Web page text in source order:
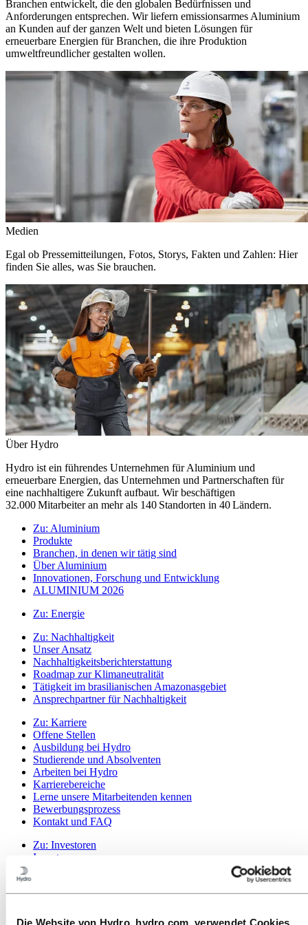
Die Website von Hydro, hydro.com, verwendet Cookies.
Branchen entwickelt, die den globalen Bedürfnissen und
Anforderungen entsprechen. Wir liefern emissionsarmes Aluminium
an Kunden auf der ganzen Welt und bieten Lösungen für
erneuerbare Energien für Branchen, die ihre Produktion
umweltfreundlicher gestalten wollen.
Medien
Egal ob Pressemitteilungen, Fotos, Storys, Fakten und Zahlen: Hier
finden Sie alles, was Sie brauchen.
Über Hydro
Hydro ist ein führendes Unternehmen für Aluminium und
erneuerbare Energien, das Unternehmen und Partnerschaften für
eine nachhaltigere Zukunft aufbaut. Wir beschäftigen
32.000 Mitarbeiter an mehr als 140 Standorten in 40 Ländern.
Zu: Aluminium
Produkte
Branchen, in denen wir tätig sind
Über Aluminium
Innovationen, Forschung und Entwicklung
ALUMINIUM 2026
Zu: Energie
Zu: Nachhaltigkeit
Unser Ansatz
Nachhaltigkeitsberichterstattung
Roadmap zur Klimaneutralität
Tätigkeit im brasilianischen Amazonasgebiet
Ansprechpartner für Nachhaltigkeit
Zu: Karriere
Offene Stellen
Ausbildung bei Hydro
Studierende und Absolventen
Arbeiten bei Hydro
Karrierebereiche
Lerne unsere Mitarbeitenden kennen
Bewerbungsprozess
Kontakt und FAQ
Zu: Investoren
Investoren
News
Mediengalerie